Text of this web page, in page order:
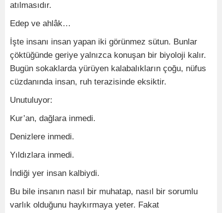
atılmasıdır.
Edep ve ahlâk…
İşte insanı insan yapan iki görünmez sütun. Bunlar
çöktüğünde geriye yalnızca konuşan bir biyoloji kalır.
Bugün sokaklarda yürüyen kalabalıkların çoğu, nüfus
cüzdanında insan, ruh terazisinde eksiktir.
Unutuluyor:
Kur’an, dağlara inmedi.
Denizlere inmedi.
Yıldızlara inmedi.
İndiği yer insan kalbiydi.
Bu bile insanın nasıl bir muhatap, nasıl bir sorumlu
varlık olduğunu haykırmaya yeter. Fakat